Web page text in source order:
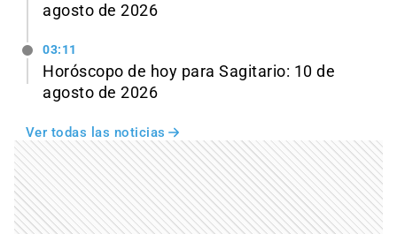
agosto de 2026
03:11
Horóscopo de hoy para Sagitario: 10 de
agosto de 2026
Ver todas las noticias